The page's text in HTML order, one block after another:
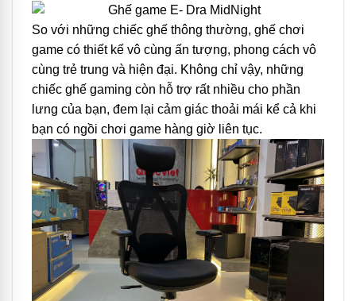
So với những chiếc ghế thông thường, ghế chơi
game có thiết kế vô cùng ấn tượng, phong cách vô
cùng trẻ trung và hiện đại. Không chỉ vậy, những
chiếc ghế gaming còn hỗ trợ rất nhiều cho phần
lưng của bạn, đem lại cảm giác thoải mái kể cả khi
bạn có ngồi chơi game hàng giờ liên tục.